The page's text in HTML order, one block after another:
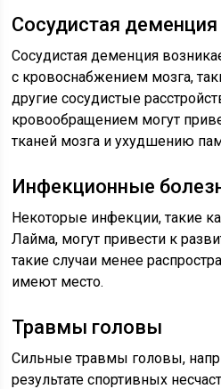
Сосудистая деменция
Сосудистая деменция
с кровоснабжением мозга,
другие сосудистые
кровообращением могут
тканей мозга и ухудшению
Инфекционные
Некоторые инфекции, такие
Лайма, могут привести к
такие случаи менее
имеют место.
Травмы головы
Сильные травмы головы,
результате спортивных